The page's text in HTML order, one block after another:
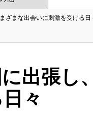
ざまな出会いに刺激を受ける日
に出張し
々